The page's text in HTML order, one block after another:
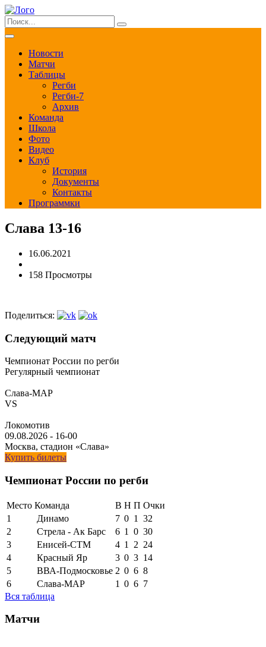
Новости
Матчи
Таблицы
Регби
Регби-7
Архив
Команда
Школа
Фото
Видео
Клуб
История
Документы
Контакты
Программки
Слава 13-16
16.06.2021
158 Просмотры
Поделиться:
Следующий матч
Чемпионат России по регби
Регулярный чемпионат
Слава-МАР
VS
Локомотив
09.08.2026 - 16-00
Москва, стадион «Слава»
Купить билеты
Чемпионат России по регби
Место Команда В Н П Очки
1
Динамо 7 0 1
32
2
Стрела - Ак Барс 6 1 0 30
3
Енисей-СТМ 4 1 2 24
4
Красный Яр 3 0 3 14
5
ВВА-Подмосковье 2 0 6 8
6
Слава-МАР 1 0 6 7
Вся таблица
Матчи